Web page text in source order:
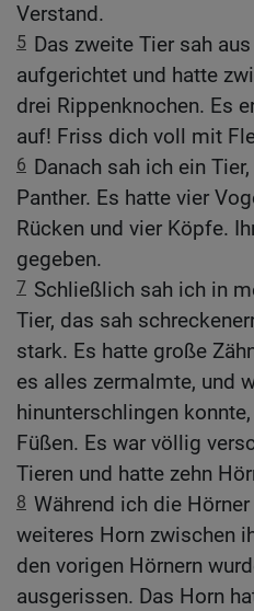
Verstand.
5 Das zweite Tier sah
aufgerichtet und hatte
drei Rippenknochen. Es
auf! Friss dich voll mit
6 Danach sah ich ein
Panther. Es hatte vier
Rücken und vier Köpfe.
gegeben.
7 Schließlich sah ich in
Tier, das sah
stark. Es hatte große
es alles zermalmte, und
hinunterschlingen
Füßen. Es war völlig
Tieren und hatte zehn
8 Während ich die
weiteres Horn zwischen
den vorigen Hörnern
ausgerissen. Das Horn